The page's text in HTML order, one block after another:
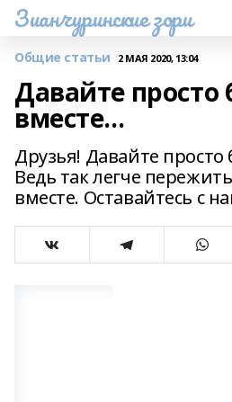
Зианчуринские зори
Общие статьи 2 МАЯ 2020, 13:04
Давайте просто
вместе...
Друзья! Давайте просто
Ведь так легче
вместе. Оставайтесь с